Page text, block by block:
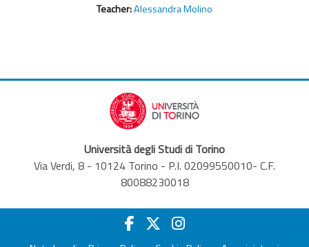
Teacher:Alessandra Molino
Università degli Studi di Torino
Via Verdi, 8 - 10124 Torino - P.I. 02099550010- C.F.
80088230018